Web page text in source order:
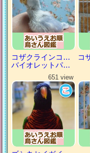
コザクラインコ（小桜インコ）
バイオレットパイド
651 view